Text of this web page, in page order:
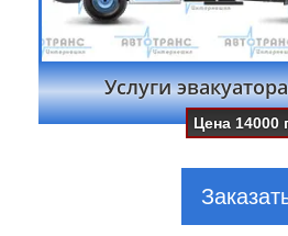
Услуги
Цена14000